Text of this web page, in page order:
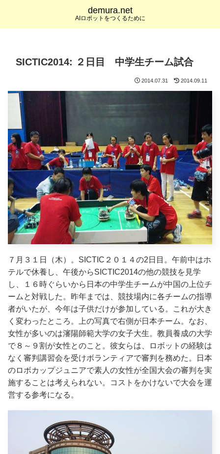
demura.net
AIロボットをつくるために
SICTIC2014: ２日目 中学生チーム試合
2014.07.31 2014.09.11
７月３１日（木）。SICTIC２０１４の2日目。午前中はホ
テルで休養し、午後からSICTIC2014の他の競技を見学
し、１６時ぐらいから日本の中学生チームが中国の上位チ
ームと対戦した。昨年までは、競技場内に各チームの指導
者がいたが、今年は子供だけが参加している。これが大き
く変わったところ。上の写真で右側が日本チーム。なお、
女性が多いのは瀋陽師範大学の女子大生。教員養成の大学
で８～９割が女性とのこと。彼女らは、ロボットの経験は
なく審判講習会を受けボランティアで審判を務めた。日本
のロボカップジュニアで素人の女性が全国大会の審判を実
施することは考えられない。コストをかけないで大会を運
営する参考になる。